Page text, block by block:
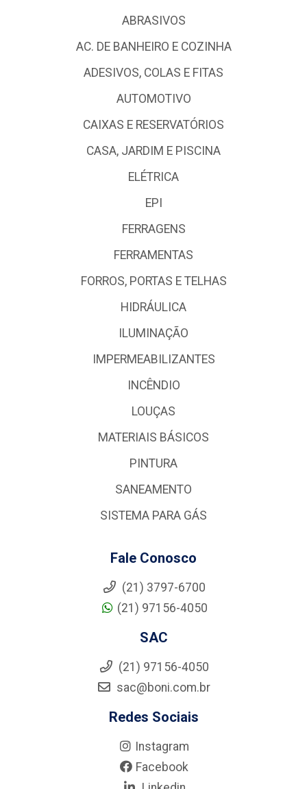
ABRASIVOS
AC. DE BANHEIRO E COZINHA
ADESIVOS, COLAS E FITAS
AUTOMOTIVO
CAIXAS E RESERVATÓRIOS
CASA, JARDIM E PISCINA
ELÉTRICA
EPI
FERRAGENS
FERRAMENTAS
FORROS, PORTAS E TELHAS
HIDRÁULICA
ILUMINAÇÃO
IMPERMEABILIZANTES
INCÊNDIO
LOUÇAS
MATERIAIS BÁSICOS
PINTURA
SANEAMENTO
SISTEMA PARA GÁS
Fale Conosco
(21) 3797-6700
(21) 97156-4050
SAC
(21) 97156-4050
sac@boni.com.br
Redes Sociais
Instagram
Facebook